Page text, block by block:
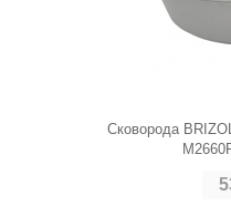
Сковорода